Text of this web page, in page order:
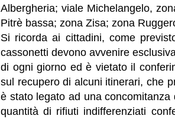
Albergheria; viale Michelangelo,
Pitrè bassa; zona Zisa; zona
Si ricorda ai cittadini, come
cassonetti devono avvenire
di ogni giorno ed è vietato il
sul recupero di alcuni itinerari, che
è stato legato ad una
quantità di rifiuti indifferenziati